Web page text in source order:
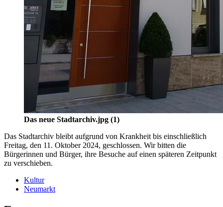
Das neue Stadtarchiv.jpg (1)
Das Stadtarchiv bleibt aufgrund von Krankheit bis einschließlich
Freitag, den 11. Oktober 2024, geschlossen. Wir bitten die
Bürgerinnen und Bürger, ihre Besuche auf einen späteren Zeitpunkt
zu verschieben.
Kultur
Neumarkt